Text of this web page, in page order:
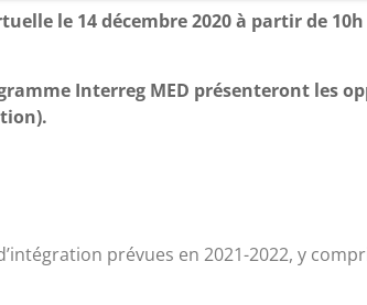
le 14 décembre 2020 à partir de 10h
Interreg MED présenteront les
prévues en 2021-2022, y